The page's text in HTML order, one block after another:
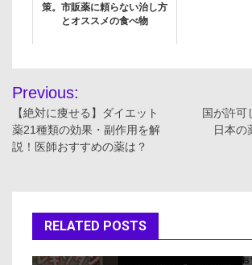
策。市販薬に頼らない治し方
とオススメの食べ物
投
稿
ナ
ゲ
ー
Previous:
【絶対に痩せる】ダイエット
薬21種類の効果・副作用を解
説！医師おすすめの薬は？
国が許可
日本の
RELATED POSTS